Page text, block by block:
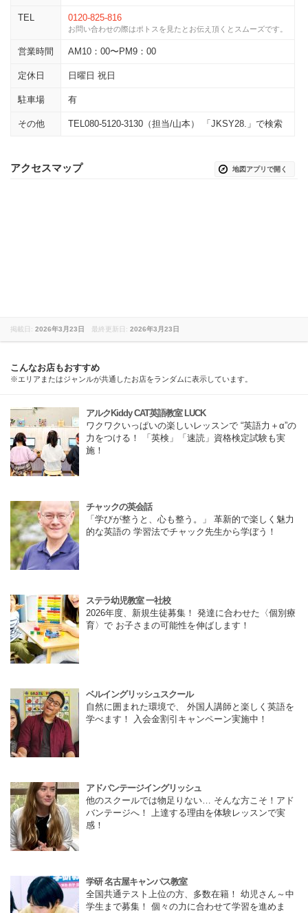
TEL 0120-825-816
お問い合わせの際はポトスを見たとお伝え頂くとスムーズです。
営業時間 AM10：00〜PM9：00
定休日 日曜日 祝日
駐車場 有
その他 TEL080-5120-3130（担当/山本） 「JKSY28.」で検索
アクセスマップ 地図アプリで開く
掲載日: 2026年3月23日 最終更新日: 2026年3月23日
こんなお店もおすすめ
※エリアまたはジャンルが共通したお店をランダムに表示しています。
アルクKiddy CAT英語教室 LUCK
ワクワクいっぱいの楽しいレッスンで “英語力＋α”の
力をつける！ 「英検」「速読」資格検定試験も実
施！
チャックの英会話
「学びが整うと、心も整う。」 革新的で楽しく魅力
的な英語の 学習法でチャック先生から学ぼう！
ステラ幼児教室 一社校
2026年度、新規生徒募集！ 発達に合わせた〈個別療
育〉で お子さまの可能性を伸ばします！
ベルイングリッシュスクール
自然に囲まれた環境で、 外国人講師と楽しく英語を
学べます！ 入会金割引キャンペーン実施中！
アドバンテージイングリッシュ
他のスクールでは物足りない… そんな方こそ！アド
バンテージへ！ 上達する理由を体験レッスンで実
感！
学研 名古屋キャンパス教室
全国共通テスト上位の方、多数在籍！ 幼児さん～中
学生まで募集！ 個々の力に合わせて学習を進めま